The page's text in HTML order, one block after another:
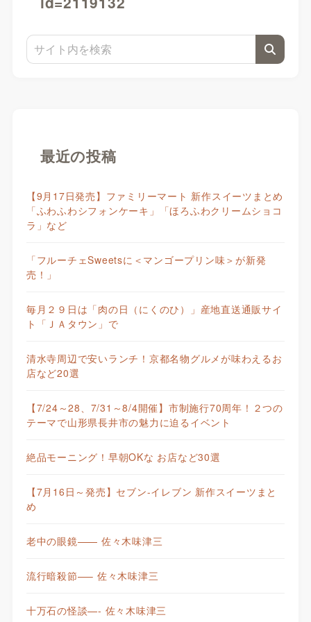
最近の投稿
【9月17日発売】ファミリーマート 新作スイーツまとめ
「ふわふわシフォンケーキ」「ほろふわクリームショコ
ラ」など
「フルーチェSweetsに＜マンゴープリン味＞が新発
売！」
毎月２９日は「肉の日（にくのひ）」産地直送通販サイ
ト「ＪＡタウン」で
清水寺周辺で安いランチ！京都名物グルメが味わえるお
店など20選
【7/24～28、7/31～8/4開催】市制施行70周年！２つの
テーマで山形県長井市の魅力に迫るイベント
絶品モーニング！早朝OKな お店など30選
【7月16日～発売】セブン-イレブン 新作スイーツまと
め
老中の眼鏡—— 佐々木味津三
流行暗殺節—– 佐々木味津三
十万石の怪談—- 佐々木味津三